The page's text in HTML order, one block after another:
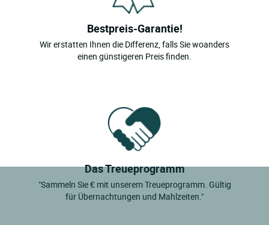
Bestpreis-Garantie!
Wir erstatten Ihnen die Differenz, falls Sie woanders
einen günstigeren Preis finden.
Das Treueprogramm
"Sammeln Sie € mit unserem Treueprogramm. Gültig
für Übernachtungen und Mahlzeiten."